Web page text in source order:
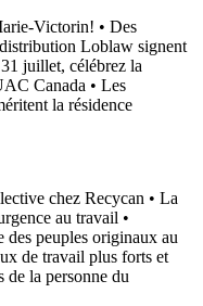
Victorin! • Des
distribution Loblaw signent
juillet, célébrez la
Canada • Les
la résidence
chez Recycan • La
au travail •
peuples originaux au
de travail plus forts et
de la personne du